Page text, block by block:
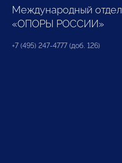
Международный отдел
«ОПОРЫ РОССИИ»
+7 (495) 247-4777 (доб. 126)